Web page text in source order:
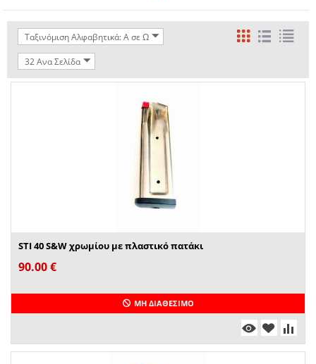
Ταξινόμιση Αλφαβητικά: A σε Ω
32 Ανα Σελίδα
STI 40 S&W χρωμίου με πλαστικό πατάκι
90.00€
ΜΗ ΔΙΑΘΈΣΙΜΟ